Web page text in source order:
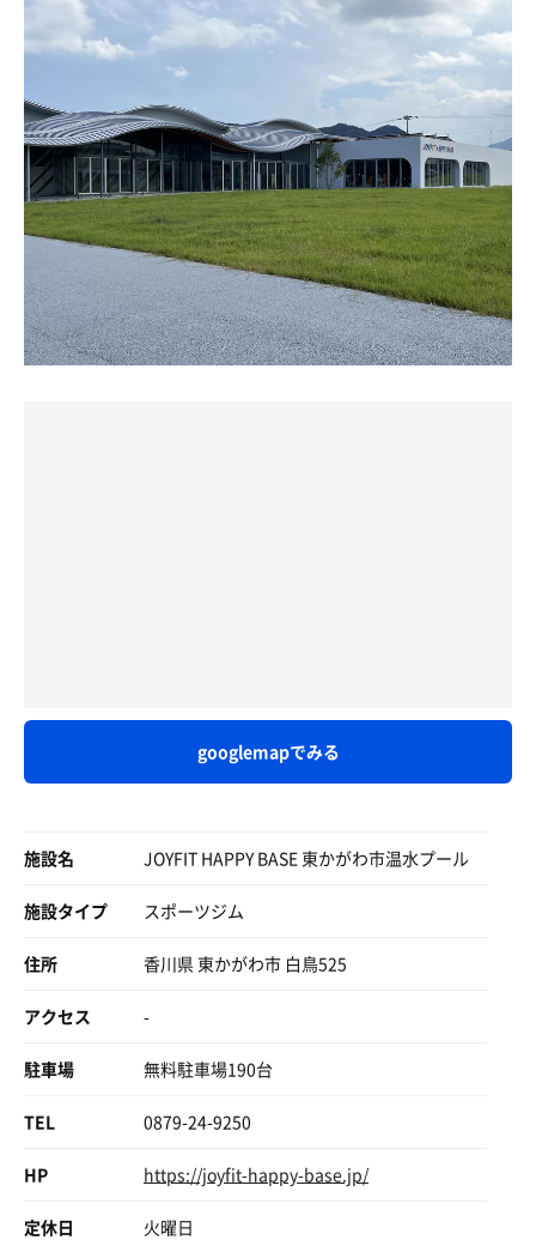
googlemapでみる
施設名 JOYFIT HAPPY BASE 東かがわ市温水プール
施設タイプ スポーツジム
住所 香川県 東かがわ市 白鳥525
アクセス -
駐車場 無料駐車場190台
TEL 0879-24-9250
HP https://joyfit-happy-base.jp/
定休日 火曜日